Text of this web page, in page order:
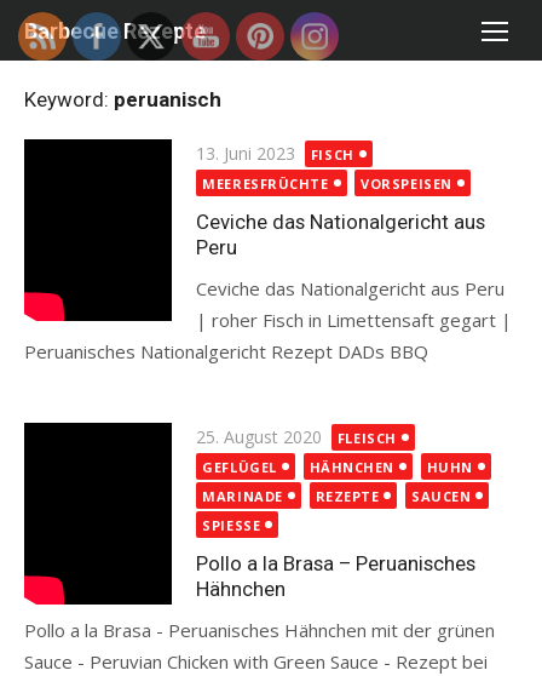
Skip
Barbecue Rezepte
Keyword: peruanisch
Posted
on
13. Juni 2023
FISCH
MEERESFRÜCHTE
VORSPEISEN
Ceviche das Nationalgericht aus
Peru
Ceviche das Nationalgericht aus Peru
| roher Fisch in Limettensaft gegart |
Peruanisches Nationalgericht Rezept DADs BBQ
Posted
on
25. August 2020
FLEISCH
GEFLÜGEL
HÄHNCHEN
HUHN
MARINADE
REZEPTE
SAUCEN
SPIESSE
Pollo a la Brasa – Peruanisches
Hähnchen
Pollo a la Brasa - Peruanisches Hähnchen mit der grünen
Sauce - Peruvian Chicken with Green Sauce - Rezept bei